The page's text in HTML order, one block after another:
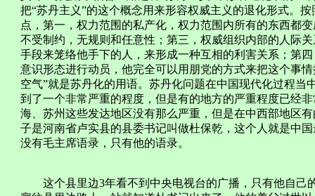
把“苏丹主义”的这个概念用来形容权威主义的退化形式。
点，第一，权力范围的私产化，权力范围内所有的东西都
不受制约，无规则和任意性；第三，权威组织内部的人际
手段来笼络他手下的人，来形成一种互相的利害关系；第
意识形态进行动员，他完全可以用朋党的方式来把这个事
空气”就是苏丹化的用语。苏丹化问题在中国现代化过程
到了一个非常严重的程度，但是有的地方的严重程度已经
海、苏州这些发达地区没有那么严重，但是在中西部地区
子是河南省卢实县的县委书记叫做杜保乾，这个人就是中
没有毛主席语录，只有他的语录。
这个县里边3年看不到中央电视台的广播，只有他自己